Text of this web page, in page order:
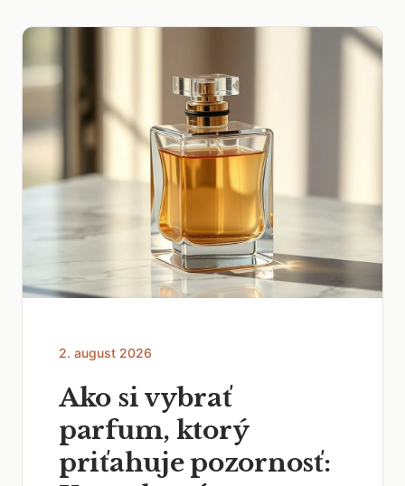
2. august 2026
Ako si vybrať
parfum, ktorý
priťahuje pozornosť: